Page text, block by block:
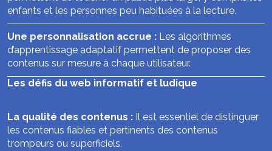
enfants et les personnes peu habituées à la lecture.
Une personnalisation accrue : Les algorithmes
d’apprentissage adaptatif permettent de proposer des
contenus sur mesure à chaque utilisateur.
Les défis du web informatif et ludique
La qualité des contenus : Il est essentiel de distinguer
les contenus fiables et pertinents des contenus
trompeurs ou superficiels.